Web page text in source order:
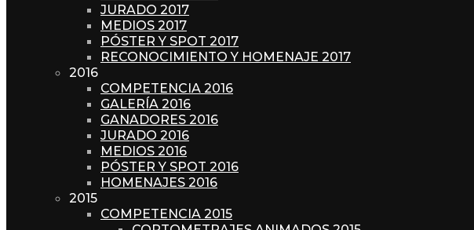
JURADO 2017
MEDIOS 2017
PÓSTER Y SPOT 2017
RECONOCIMIENTO Y HOMENAJE 2017
2016
COMPETENCIA 2016
GALERÍA 2016
GANADORES 2016
JURADO 2016
MEDIOS 2016
PÓSTER Y SPOT 2016
HOMENAJES 2016
2015
COMPETENCIA 2015